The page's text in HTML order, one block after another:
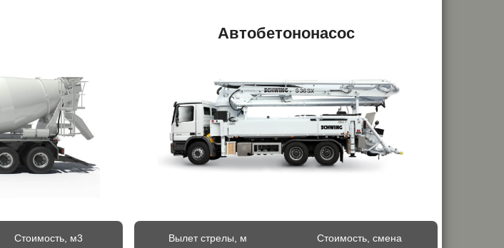
Стоимость, м3
Автобетононасос
Вылет стрелы, м Стоимость, смена